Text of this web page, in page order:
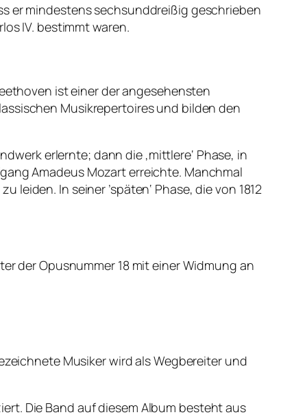
er mindestens sechsunddreißig geschrieben
IV. bestimmt waren.
ist einer der angesehensten
Musikrepertoires und bilden den
erlernte; dann die ‚mittlere‘ Phase, in
Amadeus Mozart erreichte. Manchmal
In seiner ’späten‘ Phase, die von 1812
der Opusnummer 18 mit einer Widmung an
Musiker wird als Wegbereiter und
Die Band auf diesem Album besteht aus